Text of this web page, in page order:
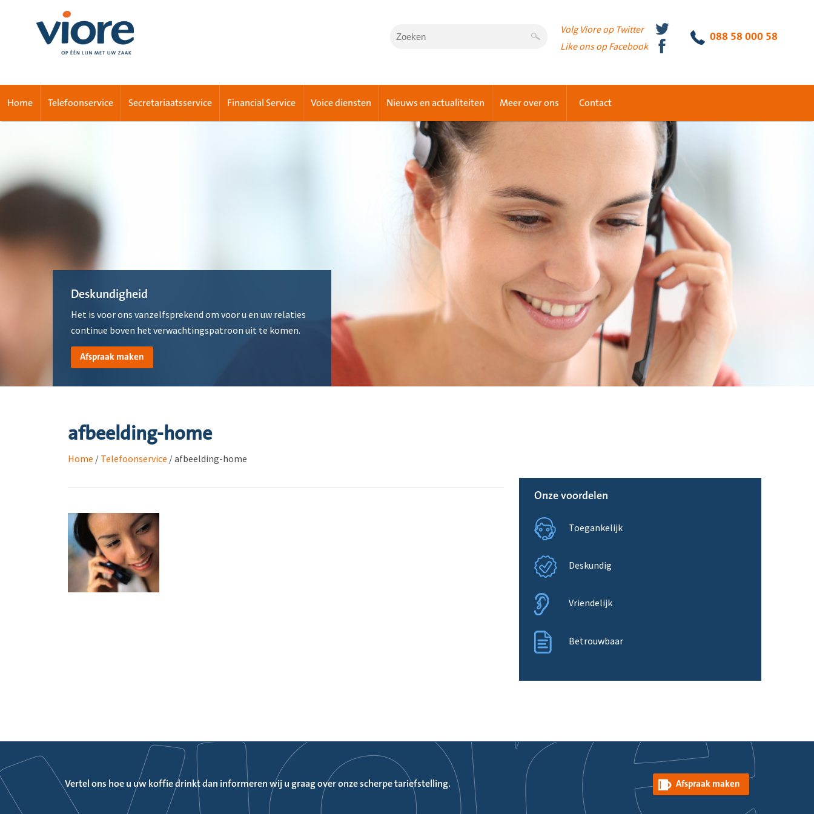
088 58 000 58
Volg Viore op Twitter
Like ons op Facebook
Home Telefoonservice Secretariaatsservice Financial Service Voice diensten Nieuws en actualiteiten Meer over ons Contact
Deskundigheid
Het is voor ons vanzelfsprekend om voor u en uw relaties
continue boven het verwachtingspatroon uit te komen.
Afspraak maken
afbeelding-home
Home / Telefoonservice /afbeelding-home
Onze voordelen
Toegankelijk
Deskundig
Vriendelijk
Betrouwbaar
Vertel ons hoe u uw koffie drinkt dan informeren wij u graag over onze scherpe tariefstelling. Afspraak maken
Wat bepaalt het succes van een regionaal top level domein?